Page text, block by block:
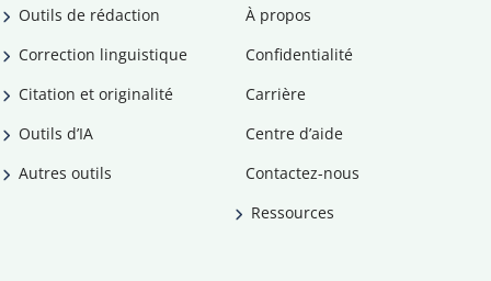
Outils de rédaction
Correction linguistique
Citation et originalité
Outils d’IA
Autres outils
À propos
Confidentialité
Carrière
Centre d’aide
Contactez-nous
Ressources